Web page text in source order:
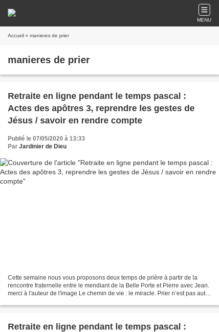
MENU
Accueil » manieres de prier
manieres de prier
Retraite en ligne pendant le temps pascal :
Actes des apôtres 3, reprendre les gestes de
Jésus / savoir en rendre compte
Publié le 07/05/2020 à 13:33
Par Jardinier de Dieu
Cette semaine nous vous proposons deux temps de prière à partir de la
rencontre fraternelle entre le mendiant de la Belle Porte et Pierre avec Jean.
merci à l'auteur de l'image Le chemin de vie : le miracle. Prier n’est pas autre
Retraite en ligne pendant le temps pascal :